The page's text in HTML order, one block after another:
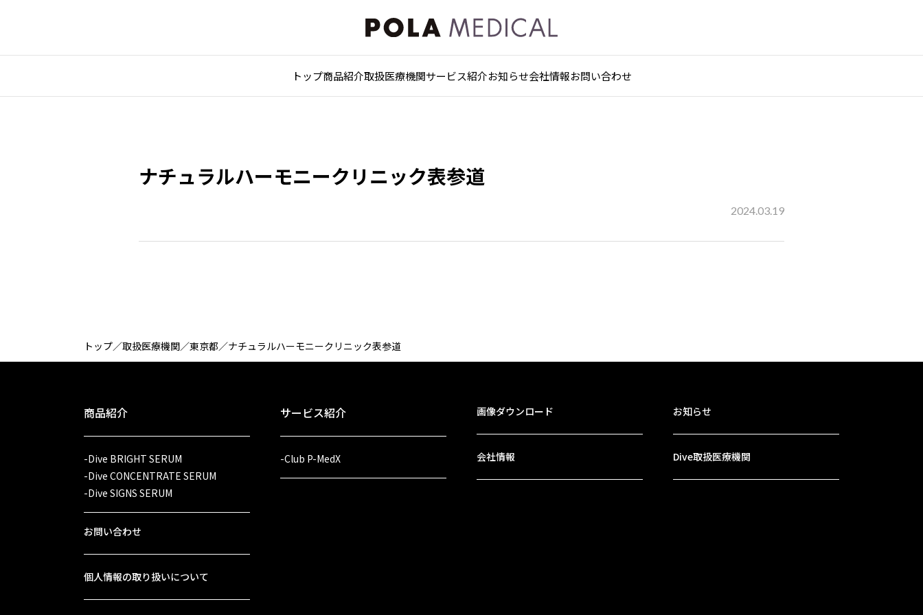
トップ商品紹介取扱医療機関サービス紹介お知らせ会社情報お問い合わせ
ナチュラルハーモニークリニック表参道
2024.03.19
トップ／取扱医療機関／東京都／ナチュラルハーモニークリニック表参道
商品紹介
-Dive BRIGHT SERUM
-Dive CONCENTRATE SERUM
-Dive SIGNS SERUM
サービス紹介
-Club P-MedX
画像ダウンロード
会社情報
お知らせ
Dive取扱医療機関
お問い合わせ
個人情報の取り扱いについて